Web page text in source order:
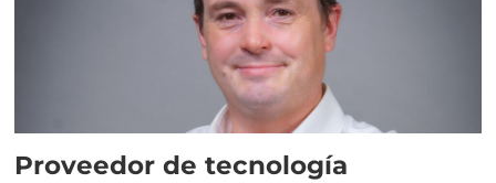
Proveedor de tecnología